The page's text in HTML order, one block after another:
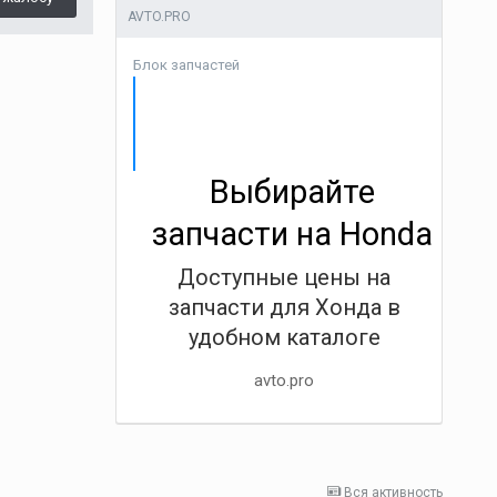
AVTO.PRO
Блок запчастей
Выбирайте
запчасти на Honda
Доступные цены на
запчасти для Хонда в
удобном каталоге
avto.pro
Вся активность